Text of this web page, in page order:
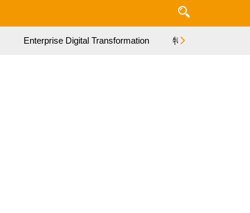
Enterprise Digital Transformation 特集